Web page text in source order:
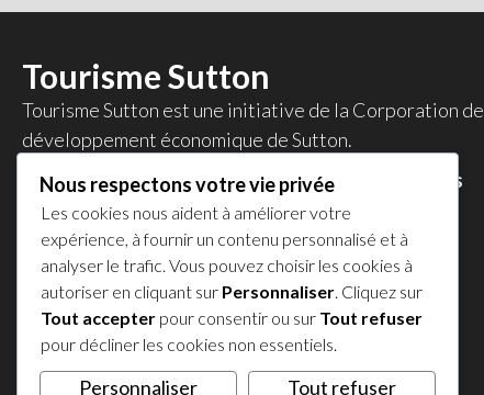
Tourisme Sutton
Tourisme Sutton est une initiative de la Corporation de
développement économique de Sutton.
Accédez au répertoire des commerces et services
membres de la CDES.
Politique de confidentialité
Partagez votre expérience !
Nous respectons votre vie privée
Les cookies nous aident à améliorer votre
expérience, à fournir un contenu personnalisé et à
analyser le trafic. Vous pouvez choisir les cookies à
autoriser en cliquant sur Personnaliser. Cliquez sur
Tout accepter pour consentir ou sur Tout refuser
pour décliner les cookies non essentiels.
Personnaliser Tout refuser